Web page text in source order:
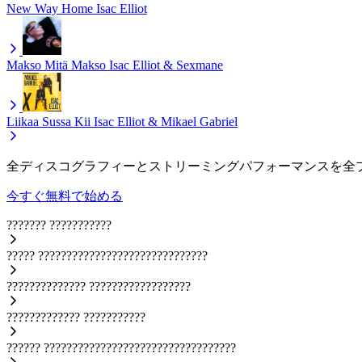
New Way Home Isac Elliot
Makso Mitä Makso Isac Elliot & Sexmane
Liikaa Sussa Kii Isac Elliot & Mikael Gabriel
全ディスコグラフィーとストリーミングパフォーマンスを全
今すぐ無料で始める
??????? ???????????
????? ??????????????????????????????
?????????????? ??????????????????
????????????? ???????????
?????? ??????????????????????????????????